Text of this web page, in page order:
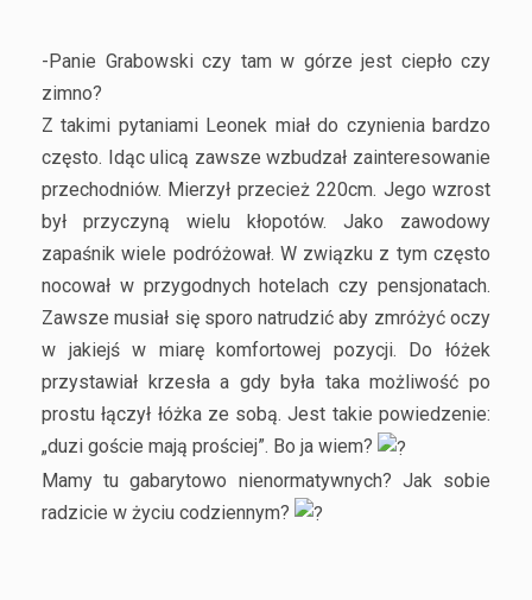
-Panie Grabowski czy tam w górze jest ciepło czy
zimno?
Z takimi pytaniami Leonek miał do czynienia bardzo
często. Idąc ulicą zawsze wzbudzał zainteresowanie
przechodniów. Mierzył przecież 220cm. Jego wzrost
był przyczyną wielu kłopotów. Jako zawodowy
zapaśnik wiele podróżował. W związku z tym często
nocował w przygodnych hotelach czy pensjonatach.
Zawsze musiał się sporo natrudzić aby zmróżyć oczy
w jakiejś w miarę komfortowej pozycji. Do łóżek
przystawiał krzesła a gdy była taka możliwość po
prostu łączył łóżka ze sobą. Jest takie powiedzenie:
„duzi goście mają prościej”. Bo ja wiem?
Mamy tu gabarytowo nienormatywnych? Jak sobie
radzicie w życiu codziennym?